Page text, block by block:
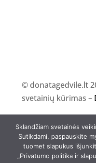
© donatagedvile.lt
svetainių kūrimas –
Sklandžiam svetainės
Sutikdami, paspauskite
tuomet slapukus
„Privatumo politika ir